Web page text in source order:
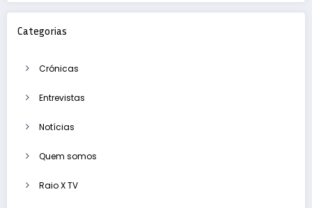
Categorias
Crónicas
Entrevistas
Notícias
Quem somos
Raio X TV